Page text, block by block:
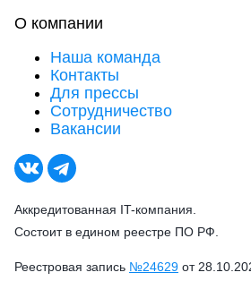
О компании
Наша команда
Контакты
Для прессы
Сотрудничество
Вакансии
Аккредитованная IT-компания.
Состоит в едином реестре ПО РФ.
Реестровая запись №24629 от